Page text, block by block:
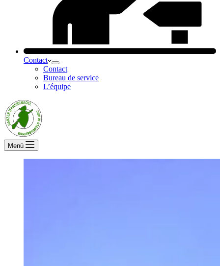
Contact
Contact
Bureau de service
L’équipe
Menü